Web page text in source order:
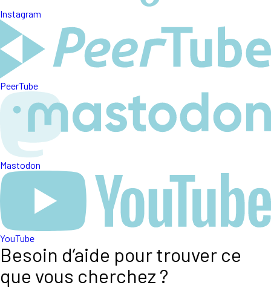
Instagram
PeerTube
Mastodon
YouTube
Besoin d’aide pour trouver ce
que vous cherchez ?